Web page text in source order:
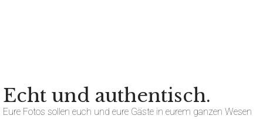
Echt und authentisch.
Eure Fotos sollen euch und eure Gäste in eurem ganzen Wesen